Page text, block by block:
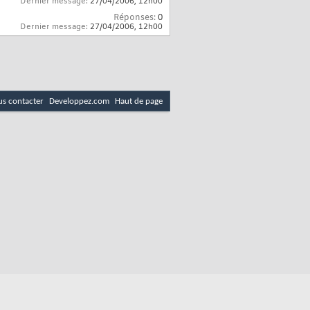
Réponses:0
Dernier message: 27/04/2006, 12h00
contacter Developpez.com Haut de page